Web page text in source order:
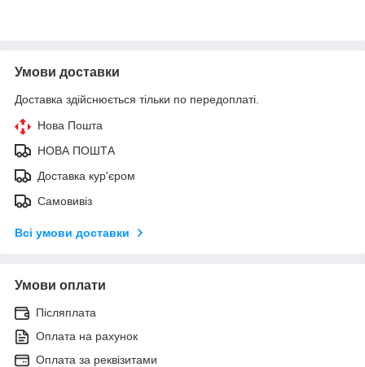
Умови доставки
Доставка здійснюється тільки по передоплаті.
Нова Пошта
НОВА ПОШТА
Доставка кур'єром
Самовивіз
Всі умови доставки
Умови оплати
Післяплата
Оплата на рахунок
Оплата за реквізитами